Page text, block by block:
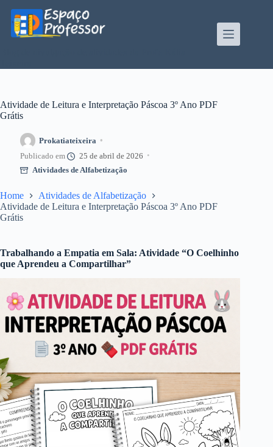
para
conteúdo
Atividade de Leitura e Interpretação Páscoa 3º Ano PDF
Grátis
Prokatiateixeira
25 de abril de 2026
Atividades de Alfabetização
Home
Atividades de Alfabetização
Atividade de Leitura e Interpretação Páscoa 3º Ano PDF
Grátis
Trabalhando a Empatia em Sala: Atividade “O Coelhinho
que Aprendeu a Compartilhar”